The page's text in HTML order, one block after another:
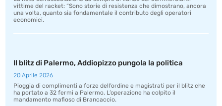
vittime del racket: “Sono storie di resistenza che dimostrano, ancora
una volta, quanto sia fondamentale il contributo degli operatori
economici.
Il blitz di Palermo, Addiopizzo pungola la politica
20 Aprile 2026
Pioggia di complimenti a forze dell’ordine e magistrati per il blitz che
ha portato a 32 fermi a Palermo. L’operazione ha colpito il
mandamento mafioso di Brancaccio.